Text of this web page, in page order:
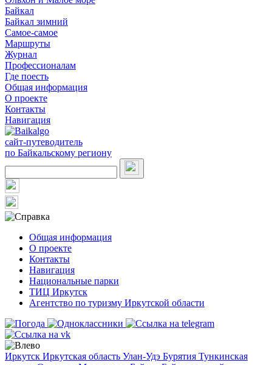
Байкал
Байкал зимний
Самое-самое
Маршруты
Журнал
Профессионалам
Где поесть
Общая информация
О проекте
Контакты
Навигация
сайт-путеводитель
по Байкальскому региону
Общая информация
О проекте
Контакты
Навигация
Национальные парки
ТИЦ Иркутск
Агентство по туризму Иркутской области
Иркутск Иркутская область Улан-Удэ Бурятия Тункинская